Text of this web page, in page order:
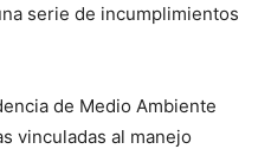
serie de incumplimientos
de Medio Ambiente
vinculadas al manejo